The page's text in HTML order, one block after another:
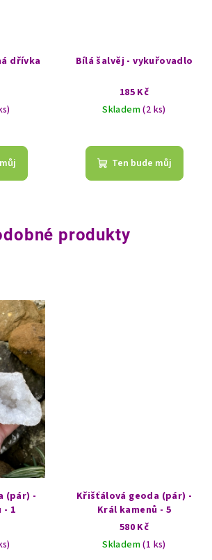
dřívka
Bílá šalvěj - vykuřovadlo
185 Kč
Skladem(2 ks)
Ten bude můj
produkty
(pár) -
- 1
Křišťálová geoda (pár) -
Král kamenů - 5
580 Kč
Skladem(1 ks)